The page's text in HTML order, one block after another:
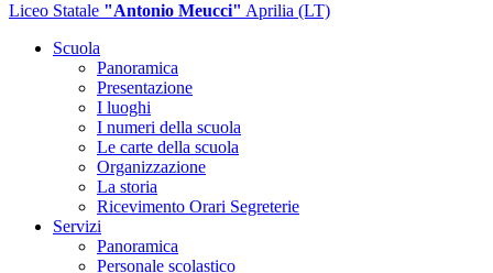
Liceo Statale "Antonio Meucci" Aprilia (LT)
Scuola
Panoramica
Presentazione
I luoghi
I numeri della scuola
Le carte della scuola
Organizzazione
La storia
Ricevimento Orari Segreterie
Servizi
Panoramica
Personale scolastico